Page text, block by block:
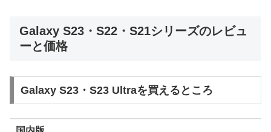
Galaxy S23・S22・S21シリーズのレビュ
ーと価格
Galaxy S23・S23 Ultraを買えるところ